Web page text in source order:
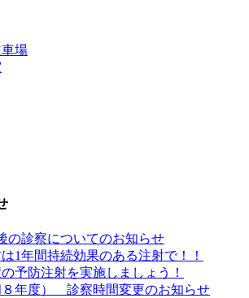
場
の診察についてのお知らせ
1年間持続効果のある注射で！！
予防注射を実施しましょう！
８年度） 診察時間変更のお知らせ